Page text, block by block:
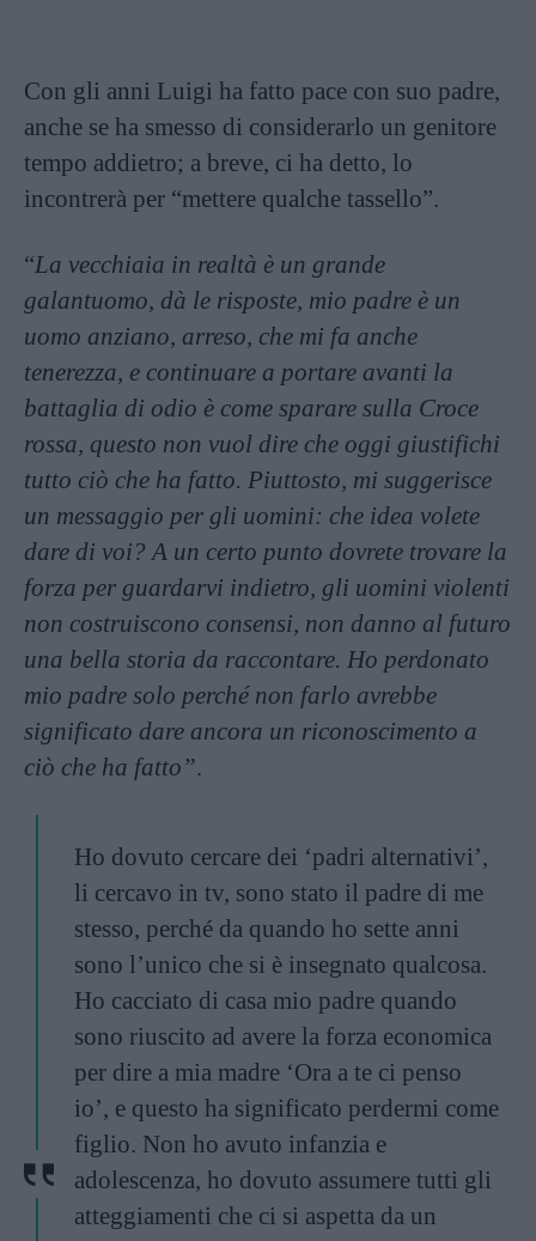
Con gli anni Luigi ha fatto pace con suo padre,
anche se ha smesso di considerarlo un genitore
tempo addietro; a breve, ci ha detto, lo
incontrerà per “mettere qualche tassello”.
“La vecchiaia in realtà è un grande
galantuomo, dà le risposte, mio padre è un
uomo anziano, arreso, che mi fa anche
tenerezza, e continuare a portare avanti la
battaglia di odio è come sparare sulla Croce
rossa, questo non vuol dire che oggi giustifichi
tutto ciò che ha fatto. Piuttosto, mi suggerisce
un messaggio per gli uomini: che idea volete
dare di voi? A un certo punto dovrete trovare la
forza per guardarvi indietro, gli uomini violenti
non costruiscono consensi, non danno al futuro
una bella storia da raccontare. Ho perdonato
mio padre solo perché non farlo avrebbe
significato dare ancora un riconoscimento a
ciò che ha fatto”.
Ho dovuto cercare dei ‘padri alternativi’,
li cercavo in tv, sono stato il padre di me
stesso, perché da quando ho sette anni
sono l’unico che si è insegnato qualcosa.
Ho cacciato di casa mio padre quando
sono riuscito ad avere la forza economica
per dire a mia madre ‘Ora a te ci penso
io’, e questo ha significato perdermi come
figlio. Non ho avuto infanzia e
adolescenza, ho dovuto assumere tutti gli
atteggiamenti che ci si aspetta da un